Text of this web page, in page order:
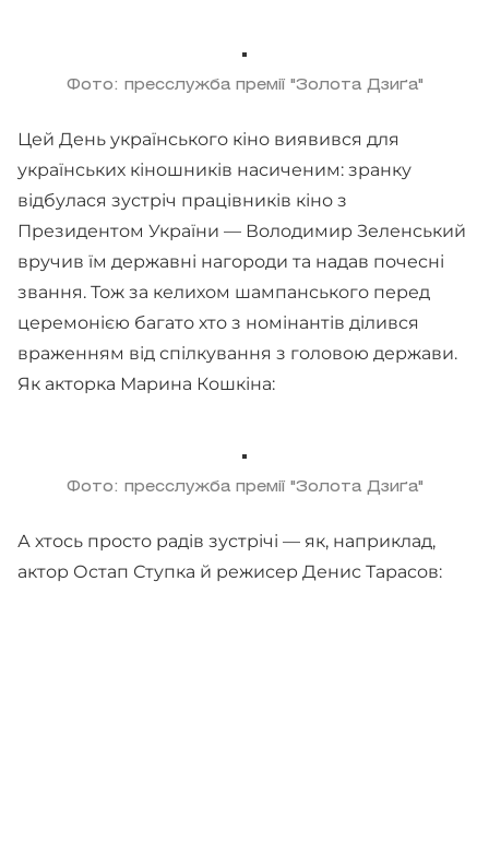
Фото: пресслужба премії "Золота Дзиґа"
Цей День українського кіно виявився для
українських кіношників насиченим: зранку
відбулася зустріч працівників кіно з
Президентом України — Володимир Зеленський
вручив їм державні нагороди та надав почесні
звання. Тож за келихом шампанського перед
церемонією багато хто з номінантів ділився
враженням від спілкування з головою держави.
Як акторка Марина Кошкіна:
Фото: пресслужба премії "Золота Дзиґа"
А хтось просто радів зустрічі — як, наприклад,
актор Остап Ступка й режисер Денис Тарасов: